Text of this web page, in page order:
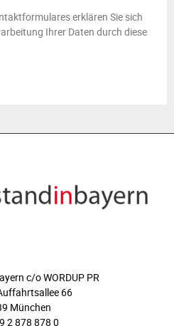
erklären Sie sich
Ihrer Daten durch diese
c/o WORDUP PR
66
München
2 878 878 0